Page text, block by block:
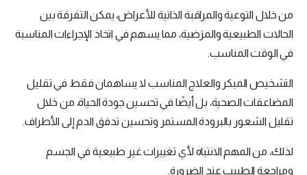
من خلال التوعية والمراقبة الذاتية للأعراض، يمكن التفرقة بين
الحالات الطبيعية والمرَضية، مما يسهم في اتخاذ الإجراءات المناسبة
في الوقت المناسب.
التشخيص المبكر والعلاج المناسب لا يساهمان فقط في تقليل
المضاعفات الصحية، بل أيضًا في تحسين جودة الحياة، من خلال
تقليل الشعور بالبرودة المستمر وتحسين تدفق الدم إلى الأطراف.
لذلك، من المهم الانتباه لأي تغييرات غير طبيعية في الجسم
ومراجعة الطبيب عند الضرورة.